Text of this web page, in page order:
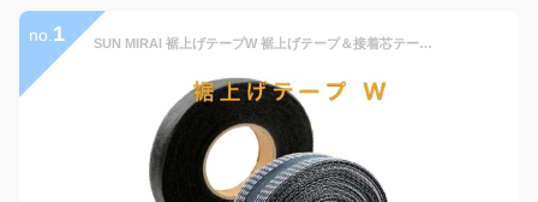
no. 1 SUN MIRAI 裾上げテープW 裾上げテープ＆接着芯テープ 強力接着セット 接着テープ すそあげテープ アイロンテープ 裾上げアイロンテープ 裾上げテープセット 裾上げテープ 裾上げ布用テープ 裾上げ補修テープ 裾上げ簡単テープ